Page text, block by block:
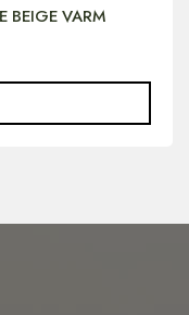
BEIGE VARM